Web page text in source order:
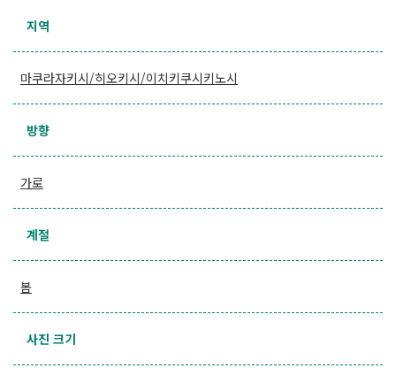
지역
마쿠라자키시/히오키시/이치키쿠시키노시
방향
가로
계절
봄
사진 크기